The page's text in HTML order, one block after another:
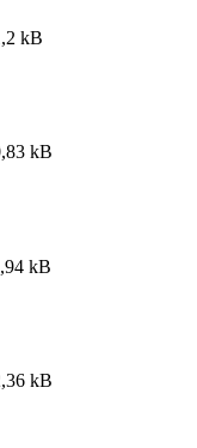
kB
kB
kB
kB